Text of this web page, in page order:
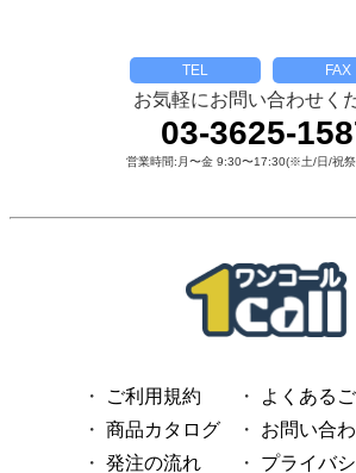
ご利用規約
商品カタログ
発注の流れ
よくある
お問い合
プライバ
TEL FAX
お気軽にお問い合わせく
03-3625-
営業時間:月〜金 9:30〜17:30(※土/日/祝